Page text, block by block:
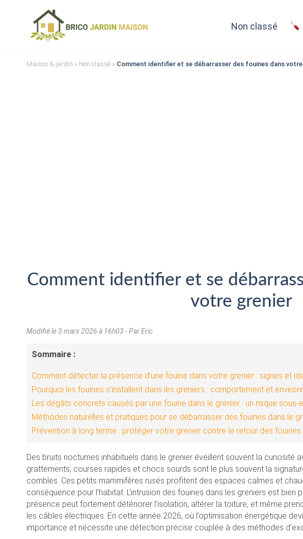
Non classé
Maison & jardin » Non classé » Comment identifier et se débarrasser des fouines dans
Comment identifier et se
votre grenier
Modifié le3 mars 2026 à 16h03 - Par Eric
Sommaire :
Comment détecter la présence d’une fouine dans votre grenier : signes et
Pourquoi les fouines s’installent dans les greniers : comportement et
Les dégâts concrets causés par une fouine dans le grenier : un risque sous-
Méthodes naturelles et pratiques pour se débarrasser des fouines dans le
Prévention à long terme : protéger votre grenier contre le retour des fouines
Des bruits nocturnes inhabituels dans le grenier éveillent souvent la curiosité
grattements, courses rapides et chocs sourds sont le plus souvent la
combles. Ces petits mammifères rusés profitent des espaces calmes et
conséquence pour l’habitat. L’intrusion des fouines dans les greniers est bien
présence peut fortement détériorer l’isolation, altérer la toiture, et même
les câbles électriques. En cette année 2026, où l’optimisation énergétique
importance et nécessite une détection précise couplée à des méthodes